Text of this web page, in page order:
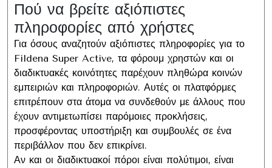
Πού να βρείτε αξιόπιστες
πληροφορίες από χρήστες
Για όσους αναζητούν αξιόπιστες πληροφορίες για το
Fildena Super Active, τα φόρουμ χρηστών και οι
διαδικτυακές κοινότητες παρέχουν πληθώρα κοινών
εμπειριών και πληροφοριών. Αυτές οι πλατφόρμες
επιτρέπουν στα άτομα να συνδεθούν με άλλους που
έχουν αντιμετωπίσει παρόμοιες προκλήσεις,
προσφέροντας υποστήριξη και συμβουλές σε ένα
περιβάλλον που δεν επικρίνει.
Αν και οι διαδικτυακοί πόροι είναι πολύτιμοι, είναι